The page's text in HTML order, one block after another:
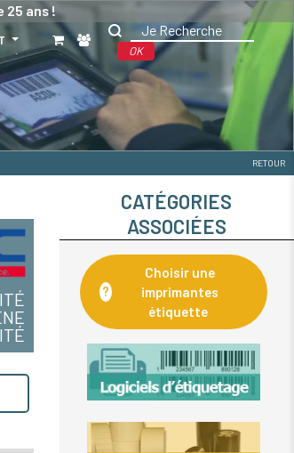
25 ans !
OK
RETOUR
CATÉGORIES
ASSOCIÉES
?
Choisir une
imprimantes
étiquette